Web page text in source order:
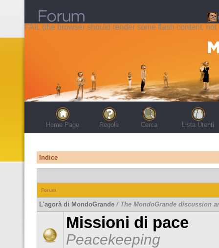
FAIL (the browser should render some flash content, not
Home Page Regole Cerca Lista Utenti
Indice
Forum
L'agorà di MondoGrande / The MondoGrande discussion
Missioni di pace
Peacekeeping